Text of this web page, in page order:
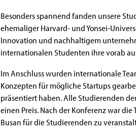
Besonders spannend fanden unsere
ehemaliger Harvard- und Yonsei-
Innovation und nachhaltigem
internationalen Studenten ihre vorab
Im Anschluss wurden internationale
Konzepten für mögliche Startups
präsentiert haben. Alle Studierenden
einen Preis. Nach der Konferenz war
Busan für die Studierenden zu